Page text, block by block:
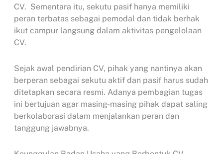
CV. Sementara itu, sekutu pasif hanya memiliki
peran terbatas sebagai pemodal dan tidak berhak
ikut campur langsung dalam aktivitas pengelolaan
CV.
Sejak awal pendirian CV, pihak yang nantinya akan
berperan sebagai sekutu aktif dan pasif harus sudah
ditetapkan secara resmi. Adanya pembagian tugas
ini bertujuan agar masing-masing pihak dapat saling
berkolaborasi dalam menjalankan peran dan
tanggung jawabnya.